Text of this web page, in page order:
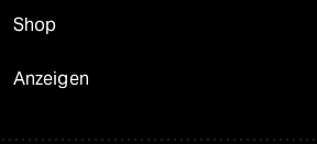
Shop
Anzeigen